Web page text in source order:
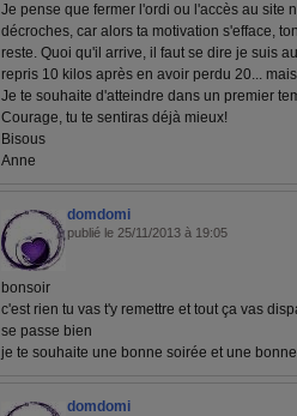
Je pense que fermer l'ordi ou l'accès au site
décroches, car alors ta motivation s'efface,
reste. Quoi qu'il arrive, il faut se dire je suis
repris 10 kilos après en avoir perdu 20...
Je te souhaite d'atteindre dans un premier
Courage, tu te sentiras déjà mieux!
Bisous
Anne
domdomi
publié le 25/11/2013 à 19:05
bonsoir
c'est rien tu vas t'y remettre et tout ça vas
se passe bien
je te souhaite une bonne soirée et une
domdomi